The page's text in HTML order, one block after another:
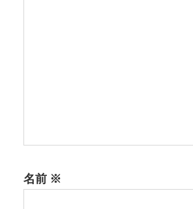
名前 ※